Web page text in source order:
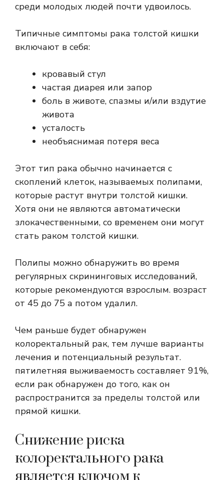
среди молодых людей почти удвоилось.
Типичные симптомы рака толстой кишки
включают в себя:
кровавый стул
частая диарея или запор
боль в животе, спазмы и/или вздутие
живота
усталость
необъяснимая потеря веса
Этот тип рака обычно начинается с
скоплений клеток, называемых полипами,
которые растут внутри толстой кишки.
Хотя они не являются автоматически
злокачественными, со временем они могут
стать раком толстой кишки.
Полипы можно обнаружить во время
регулярных скрининговых исследований,
которые рекомендуются взрослым. возраст
от 45 до 75 а потом удалил.
Чем раньше будет обнаружен
колоректальный рак, тем лучше варианты
лечения и потенциальный результат.
пятилетняя выживаемость составляет 91%,
если рак обнаружен до того, как он
распространится за пределы толстой или
прямой кишки.
Снижение риска
колоректального рака
является ключом к